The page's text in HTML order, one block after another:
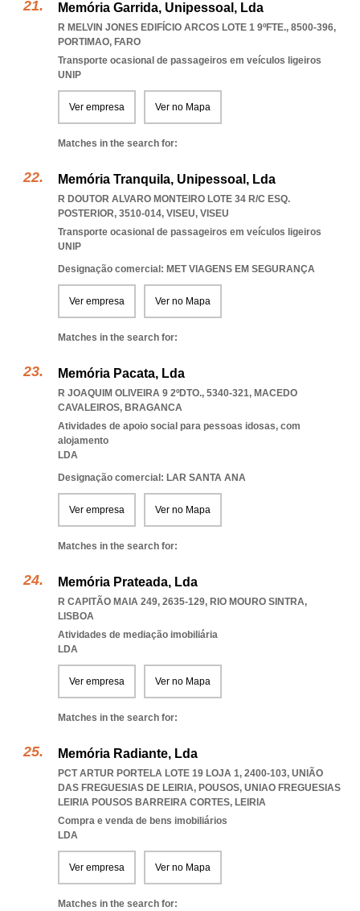
Memória Garrida, Unipessoal, Lda
R MELVIN JONES EDIFÍCIO ARCOS LOTE 1 9ºFTE., 8500-396,
PORTIMAO, FARO
Transporte ocasional de passageiros em veículos ligeiros
UNIP
Ver empresa Ver no Mapa
Matches in the search for:
Memória Tranquila, Unipessoal, Lda
R DOUTOR ALVARO MONTEIRO LOTE 34 R/C ESQ.
POSTERIOR, 3510-014, VISEU, VISEU
Transporte ocasional de passageiros em veículos ligeiros
UNIP
Designação comercial: MET VIAGENS EM SEGURANÇA
Ver empresa Ver no Mapa
Matches in the search for:
Memória Pacata, Lda
R JOAQUIM OLIVEIRA 9 2ºDTO., 5340-321, MACEDO
CAVALEIROS, BRAGANCA
Atividades de apoio social para pessoas idosas, com
alojamento
LDA
Designação comercial: LAR SANTA ANA
Ver empresa Ver no Mapa
Matches in the search for:
Memória Prateada, Lda
R CAPITÃO MAIA 249, 2635-129, RIO MOURO SINTRA,
LISBOA
Atividades de mediação imobiliária
LDA
Ver empresa Ver no Mapa
Matches in the search for:
Memória Radiante, Lda
PCT ARTUR PORTELA LOTE 19 LOJA 1, 2400-103, UNIÃO
DAS FREGUESIAS DE LEIRIA, POUSOS, UNIAO FREGUESIAS
LEIRIA POUSOS BARREIRA CORTES, LEIRIA
Compra e venda de bens imobiliários
LDA
Ver empresa Ver no Mapa
Matches in the search for: